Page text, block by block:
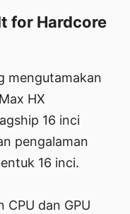
for Hardcore
mengutamakan
HX
16 inci
pengalaman
16 inci.
dan GPU